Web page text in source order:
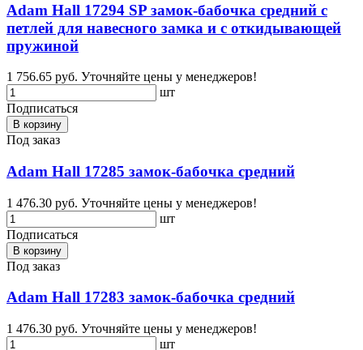
Adam Hall 17294 SP замок-бабочка средний с
петлей для навесного замка и с откидывающей
пружиной
1 756.65 руб. Уточняйте цены у менеджеров!
шт
Подписаться
В корзину
Под заказ
Adam Hall 17285 замок-бабочка средний
1 476.30 руб. Уточняйте цены у менеджеров!
шт
Подписаться
В корзину
Под заказ
Adam Hall 17283 замок-бабочка средний
1 476.30 руб. Уточняйте цены у менеджеров!
шт